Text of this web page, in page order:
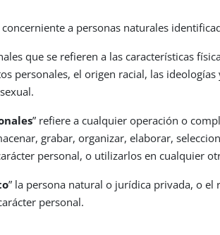
a personas naturales
que se refieren a las características
personales, el origen racial, las
” refiere a cualquier operación o
grabar, organizar, elaborar,
personal, o utilizarlos en cualquier
” la persona natural o jurídica privada, o
personal.